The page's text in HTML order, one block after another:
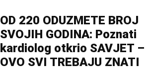
OD 220 ODUZMETE BROJ
SVOJIH GODINA: Poznati
kardiolog otkrio SAVJET –
OVO SVI TREBAJU ZNATI